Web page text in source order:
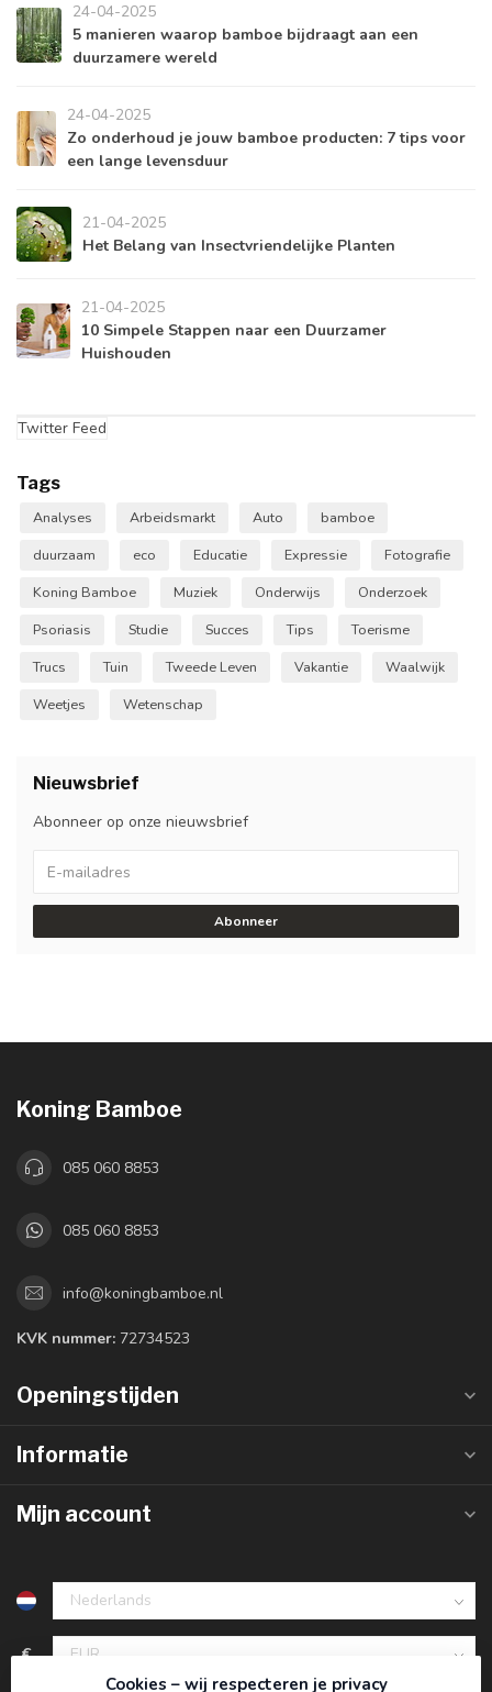
24-04-2025
5 manieren waarop bamboe bijdraagt aan een
duurzamere wereld
24-04-2025
Zo onderhoud je jouw bamboe producten: 7 tips voor
een lange levensduur
21-04-2025
Het Belang van Insectvriendelijke Planten
21-04-2025
10 Simpele Stappen naar een Duurzamer
Huishouden
Twitter Feed
Tags
Analyses Arbeidsmarkt Auto
bamboe
duurzaam
eco Educatie Expressie
Fotografie
Koning Bamboe
Muziek Onderwijs
Onderzoek
Psoriasis
Studie Succes Tips
Toerisme
Trucs
Tuin Tweede Leven Vakantie
Waalwijk
Weetjes
Wetenschap
Nieuwsbrief
Abonneer op onze nieuwsbrief
Abonneer
Koning Bamboe
085 060 8853
085 060 8853
info@koningbamboe.nl
KVK nummer: 72734523
Openingstijden
Informatie
Mijn account
€
Cookies – wij respecteren je privacy